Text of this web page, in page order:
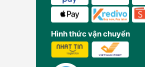
Hình thức vận chuyển